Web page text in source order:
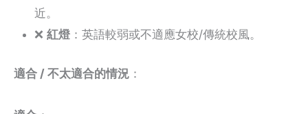
近。
❌ 紅燈 ：英語較弱或不適應女校/傳統校風。
適合 / 不太適合的情況 ：